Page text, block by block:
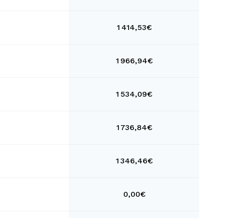
1 414,53€
1 966,94€
1 534,09€
1 736,84€
1 346,46€
0,00€